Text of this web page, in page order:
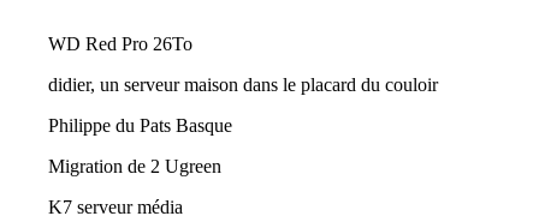
WD Red Pro 26To
didier, un serveur maison dans le placard du couloir
Philippe du Pats Basque
Migration de 2 Ugreen
K7 serveur média